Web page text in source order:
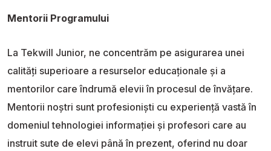
Mentorii Programului
La Tekwill Junior, ne concentrăm pe asigurarea unei
calități superioare a resurselor educaționale și a
mentorilor care îndrumă elevii în procesul de învățare.
Mentorii noștri sunt profesioniști cu experiență vastă în
domeniul tehnologiei informației și profesori care au
instruit sute de elevi până în prezent, oferind nu doar